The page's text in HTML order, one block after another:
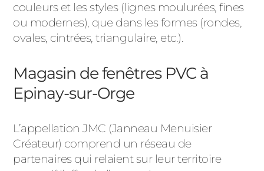
couleurs et les styles (lignes moulurées, fines
ou modernes), que dans les formes (rondes,
ovales, cintrées, triangulaire, etc.).
Magasin de fenêtres PVC à
Epinay-sur-Orge
L’appellation JMC (Janneau Menuisier
Créateur) comprend un réseau de
partenaires qui relaient sur leur territoire